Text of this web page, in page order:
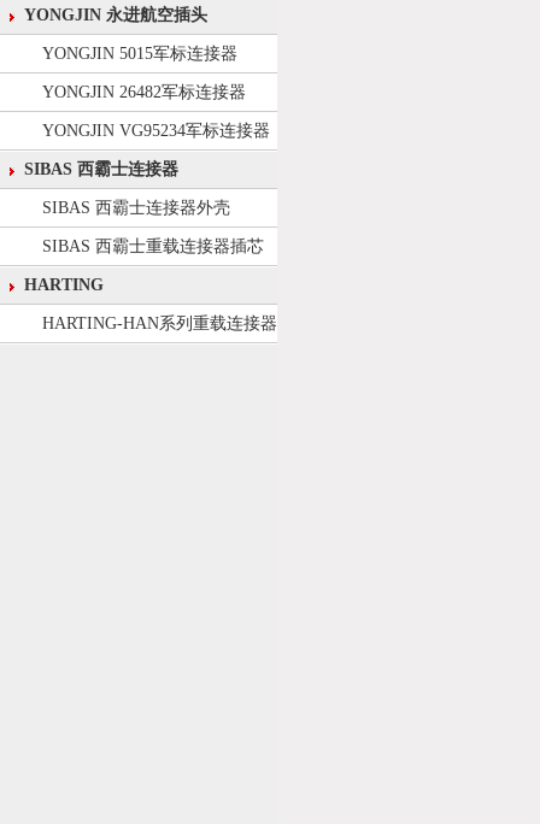
YONGJIN 永进航空插头
YONGJIN 5015军标连接器
YONGJIN 26482军标连接器
YONGJIN VG95234军标连接器
SIBAS 西霸士连接器
SIBAS 西霸士连接器外壳
SIBAS 西霸士重载连接器插芯
HARTING
HARTING-HAN系列重载连接器